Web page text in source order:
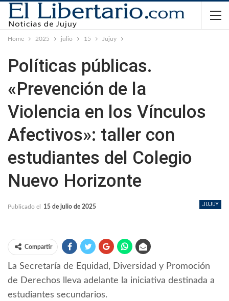
Home 2025 julio 15 Jujuy
Políticas públicas.
«Prevención de la
Violencia en los Vínculos
Afectivos»: taller con
estudiantes del Colegio
Nuevo Horizonte
JUJUY
Publicado el 15 de julio de 2025
Compartir
La Secretaría de Equidad, Diversidad y Promoción
de Derechos lleva adelante la iniciativa destinada a
estudiantes secundarios.